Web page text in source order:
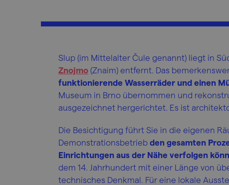
Slup (im Mittelalter Čule genannt) liegt in
Znojmo (Znaim) entfernt. Das
funktionierende Wasserräder und einen
Museum in Brno übernommen und
ausgezeichnet hergerichtet. Es ist
Die Besichtigung führt Sie in die eigenen
Demonstrationsbetrieb den gesamten
Einrichtungen aus der Nähe verfolgen
dem 14. Jahrhundert mit einer Länge von
technisches Denkmal. Für eine lokale